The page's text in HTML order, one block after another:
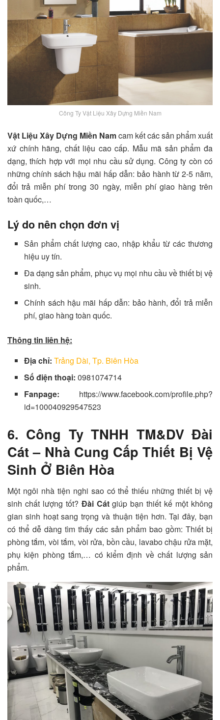
Công Ty Vật Liệu Xây Dựng Miền Nam
Vật Liệu Xây Dựng Miền Namcam kết các sản phẩm xuất
xứ chính hãng, chất liệu cao cấp. Mẫu mã sản phẩm đa
dạng, thích hợp với mọi nhu cầu sử dụng. Công ty còn có
những chính sách hậu mãi hấp dẫn: bảo hành từ 2-5 năm,
đổi trả miễn phí trong 30 ngày, miễn phí giao hàng trên
toàn quốc,…
Lý do nên chọn đơn vị
Sản phẩm chất lượng cao, nhập khẩu từ các thương
hiệu uy tín.
Đa dạng sản phẩm, phục vụ mọi nhu cầu về thiết bị vệ
sinh.
Chính sách hậu mãi hấp dẫn: bảo hành, đổi trả miễn
phí, giao hàng toàn quốc.
Thông tin liên hệ:
Địa chỉ:Trảng Dài, Tp. Biên Hòa
Số điện thoại:0981074714
Fanpage: https://www.facebook.com/profile.php?
id=100040929547523
6. Công Ty TNHH TM&DV Đài
Cát – Nhà Cung Cấp Thiết Bị Vệ
Sinh Ở Biên Hòa
Một ngôi nhà tiện nghi sao có thể thiếu những thiết bị vệ
sinh chất lượng tốt? Đài Cátgiúp bạn thiết kế một không
gian sinh hoạt sang trọng và thuận tiện hơn. Tại đây, bạn
có thể dễ dàng tìm thấy các sản phẩm bao gồm: Thiết bị
phòng tắm, vòi tắm, vòi rửa, bồn cầu, lavabo chậu rửa mặt,
phụ kiện phòng tắm,… có kiểm định về chất lượng sản
phẩm.